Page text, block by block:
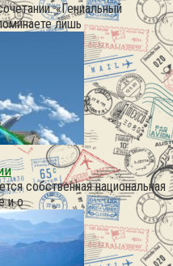
«Гениальный
лишь
собственная национальная
и о